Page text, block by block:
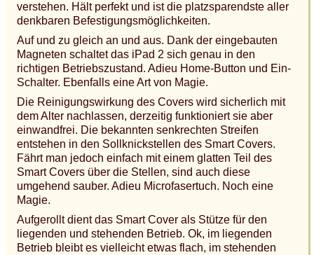
verstehen. Hält perfekt und ist die platzsparendste aller
denkbaren Befestigungsmöglichkeiten.
Auf und zu gleich an und aus. Dank der eingebauten
Magneten schaltet das iPad 2 sich genau in den
richtigen Betriebszustand. Adieu Home-Button und Ein-
Schalter. Ebenfalls eine Art von Magie.
Die Reinigungswirkung des Covers wird sicherlich mit
dem Alter nachlassen, derzeitig funktioniert sie aber
einwandfrei. Die bekannten senkrechten Streifen
entstehen in den Sollknickstellen des Smart Covers.
Fährt man jedoch einfach mit einem glatten Teil des
Smart Covers über die Stellen, sind auch diese
umgehend sauber. Adieu Microfasertuch. Noch eine
Magie.
Aufgerollt dient das Smart Cover als Stütze für den
liegenden und stehenden Betrieb. Ok, im liegenden
Betrieb bleibt es vielleicht etwas flach, im stehenden